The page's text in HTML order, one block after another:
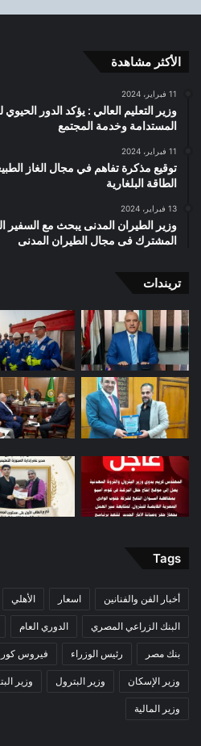
الأكثر مشاهدة
11 فبراير، 2024
وزير التعليم العالي : يؤكد الدور
المستدامة وخدمة المجتمع
11 فبراير، 2024
توقيع مذكرة تفاهم في مجال الغاز
الطاقة البلغارية
13 فبراير، 2024
وزير الطيران المدنى يبحث مع السفير
المشترك فى مجال الطيران المدنى
تريندات
Tags
أخبار الفن والفنانين اسعار الأهلي
البنك الزراعي المصري الدوري العام
بنك مصر رئيس الوزراء فيروس
وزير الإسكان وزير البترول وزير
وزير المالية